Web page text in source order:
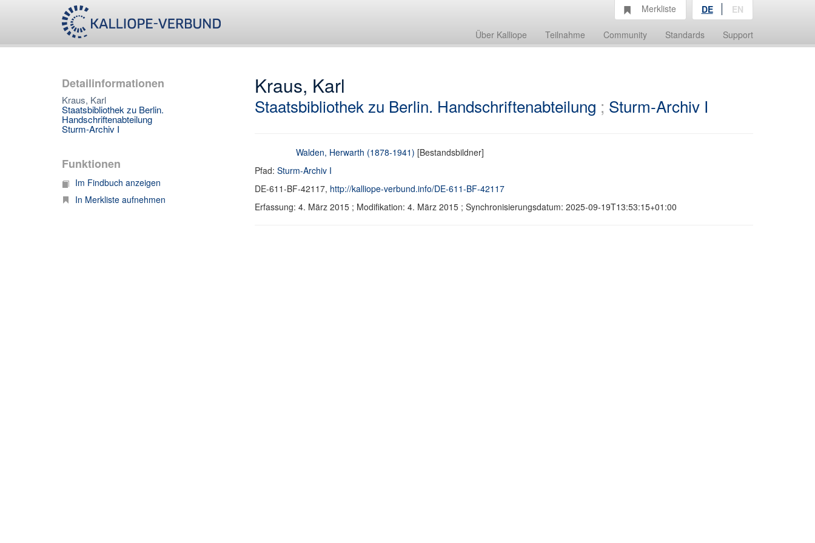
Über Kalliope Teilnahme Community Standards Support
Merkliste DE EN
Detailinformationen
Kraus, Karl
Staatsbibliothek zu Berlin.
Handschriftenabteilung
Sturm-Archiv I
Funktionen
Im Findbuch anzeigen
In Merkliste aufnehmen
Kraus, Karl
Staatsbibliothek zu Berlin. Handschriftenabteilung ; Sturm-Archiv I
Walden, Herwarth (1878-1941) [Bestandsbildner]
Pfad: Sturm-Archiv I
DE-611-BF-42117, http://kalliope-verbund.info/DE-611-BF-42117
Erfassung: 4. März 2015 ; Modifikation: 4. März 2015 ; Synchronisierungsdatum: 2025-09-19T13:53:15+01:00